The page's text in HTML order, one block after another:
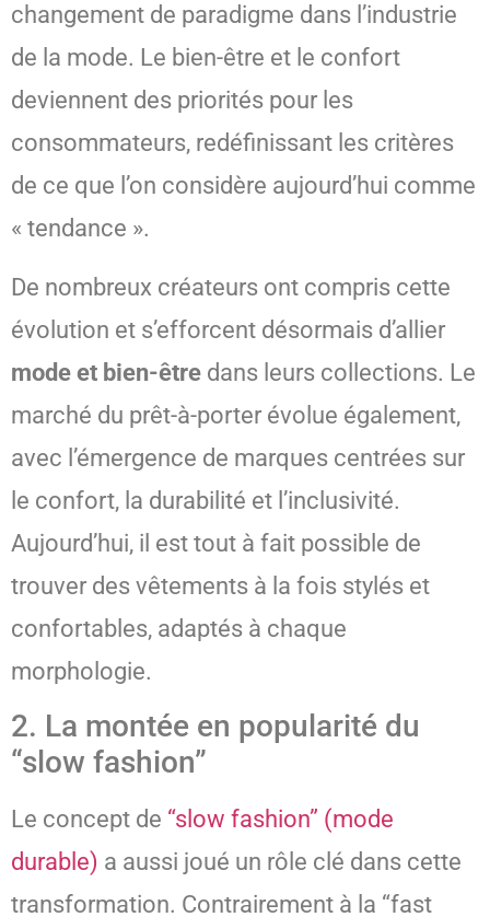
changement de paradigme dans l’industrie
de la mode. Le bien-être et le confort
deviennent des priorités pour les
consommateurs, redéfinissant les critères
de ce que l’on considère aujourd’hui comme
« tendance ».
De nombreux créateurs ont compris cette
évolution et s’efforcent désormais d’allier
mode et bien-être dans leurs collections. Le
marché du prêt-à-porter évolue également,
avec l’émergence de marques centrées sur
le confort, la durabilité et l’inclusivité.
Aujourd’hui, il est tout à fait possible de
trouver des vêtements à la fois stylés et
confortables, adaptés à chaque
morphologie.
2. La montée en popularité du
“slow fashion”
Le concept de “slow fashion” (mode
durable) a aussi joué un rôle clé dans cette
transformation. Contrairement à la “fast